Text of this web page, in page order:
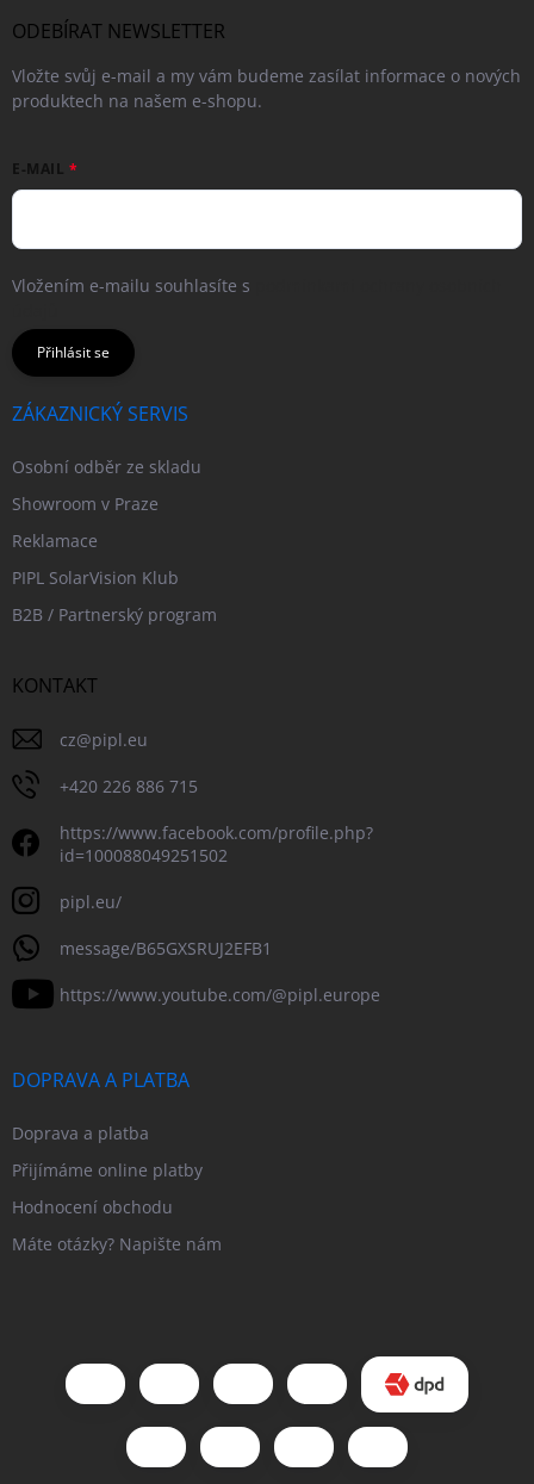
ODEBÍRAT NEWSLETTER
Vložte svůj e-mail a my vám budeme zasílat informace o nových
produktech na našem e-shopu.
E-MAIL
Vložením e-mailu souhlasíte s
Přihlásit se
ZÁKAZNICKÝ SERVIS
Osobní odběr ze skladu
Showroom v Praze
Reklamace
PIPL SolarVision Klub
B2B / Partnerský program
KONTAKT
cz@pipl.eu
+420 226 886 715
https://www.facebook.com/profile.php?
id=100088049251502
pipl.eu/
message/B65GXSRUJ2EFB1
https://www.youtube.com/@pipl.europe
DOPRAVA A PLATBA
Doprava a platba
Přijímáme online platby
Hodnocení obchodu
Máte otázky? Napište nám